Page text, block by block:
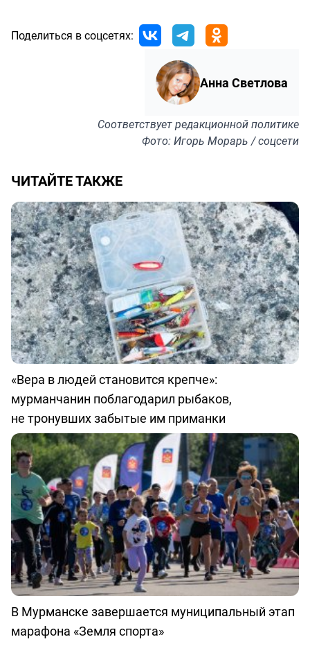
Поделиться в соцсетях:
Анна Светлова
Соответствуетредакционной политике
Фото: Игорь Морарь / соцсети
ЧИТАЙТЕ ТАКЖЕ
«Вера в людей становится крепче»:
мурманчанин поблагодарил рыбаков,
не тронувших забытые им приманки
В Мурманске завершается муниципальный этап
марафона «Земля спорта»